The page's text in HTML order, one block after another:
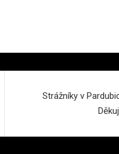
Strážníky v